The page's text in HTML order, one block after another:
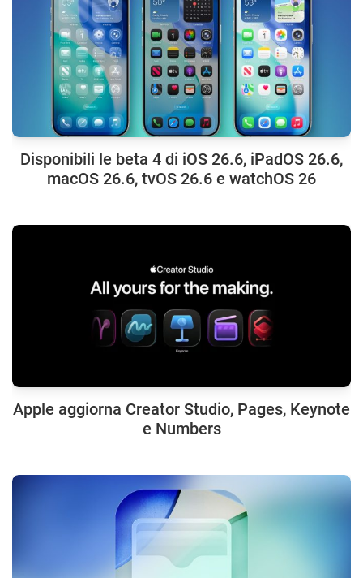
Disponibili le beta 4 di iOS 26.6, iPadOS 26.6,
macOS 26.6, tvOS 26.6 e watchOS 26
Apple aggiorna Creator Studio, Pages, Keynote
e Numbers